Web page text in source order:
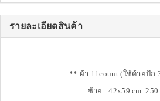
รายละเอียดสินค้า
** ผ้า 11count (ใช้ด้ายปัก
ซ้าย : 42x59 cm.